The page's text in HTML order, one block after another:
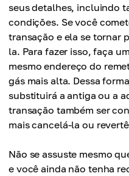
seus detalhes, incluindo
condições. Se você
transação e ela se tornar
la. Para fazer isso, faça
mesmo endereço do
gás mais alta. Dessa
substituirá a antiga ou a
transação também ser
mais cancelá-la ou
Não se assuste mesmo
e você ainda não tenha